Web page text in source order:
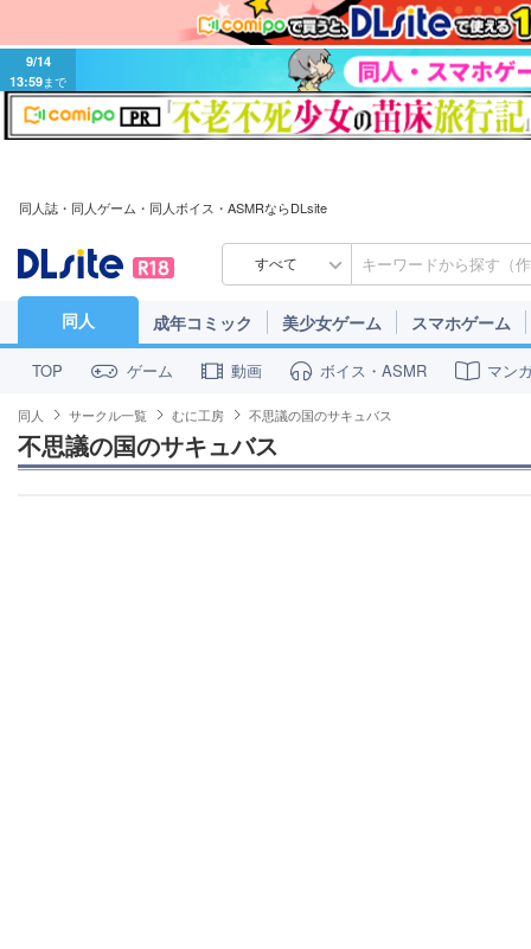
9/14
13:59まで
同人誌・同人ゲーム・同人ボイス・ASMRならDLsite
すべて
同人 成年コミック 美少女ゲーム スマホゲーム
TOP ゲーム 動画 ボイス・ASMR マン
同人 サークル一覧 むに工房 不思議の国のサキュバス
不思議の国のサキュバス